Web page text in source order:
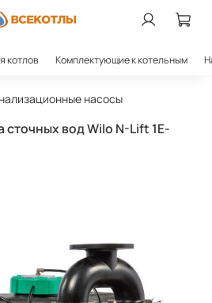
котлов Комплектующие к котельным
насосы
сточных вод Wilo N-Lift 1E-